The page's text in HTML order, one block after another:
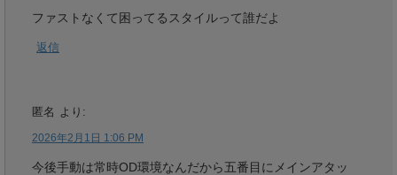
ファストなくて困ってるスタイルって誰だよ
返信
匿名 より:
2026年2月1日 1:06 PM
今後手動は常時OD環境なんだから五番目にメインアタッ